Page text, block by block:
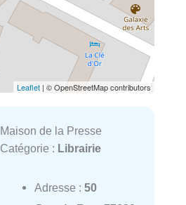
Leaflet | © OpenStreetMap contributors
Maison de la Presse
Catégorie : Librairie
Adresse : 50